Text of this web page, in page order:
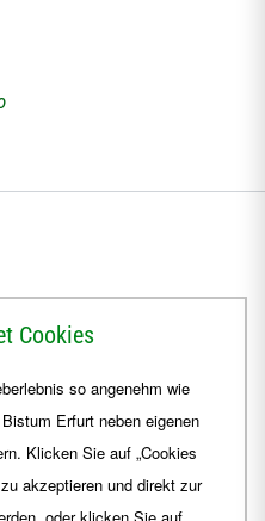
Cookies
so angenehm wie
Erfurt neben eigenen
Klicken Sie auf „Cookies
akzeptieren und direkt zur
oder klicken Sie auf